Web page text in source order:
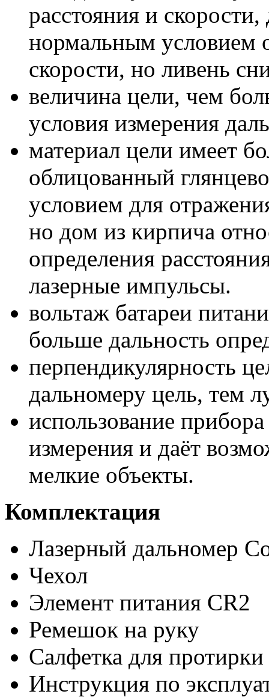
расстояния и
нормальным условием
скорости, но ливень
величина цели, чем
условия измерения
материал цели имеет
облицованный
условием для
но дом из кирпича
определения
лазерные импульсы.
вольтаж батареи
больше дальность
перпендикулярность
дальномеру цель, тем
использование
измерения и даёт
мелкие объекты.
Комплектация
Лазерный дальномер
Чехол
Элемент питания CR2
Ремешок на руку
Салфетка для протирки
Инструкция по